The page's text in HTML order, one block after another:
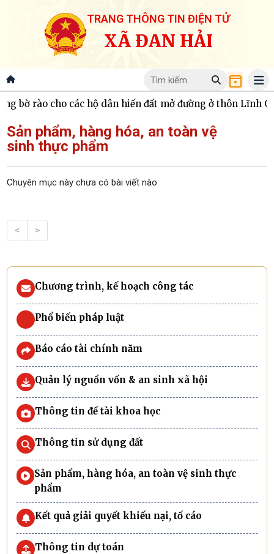
TRANG THÔNG TIN ĐIỆN TỬ
XÃ ĐAN HẢI
bờ rào cho các hộ dân hiến đất mở đường ở thôn Lĩnh
Sản phẩm, hàng hóa, an toàn vệ
sinh thực phẩm
Chuyên mục này chưa có bài viết nào
< >
Chương trình, kế hoạch công tác
Phổ biến pháp luật
Báo cáo tài chính năm
Quản lý nguồn vốn & an sinh xã hội
Thông tin đề tài khoa học
Thông tin sử dụng đất
Sản phẩm, hàng hóa, an toàn vệ sinh thực
phẩm
Kết quả giải quyết khiếu nại, tố cáo
Thông tin dự toán